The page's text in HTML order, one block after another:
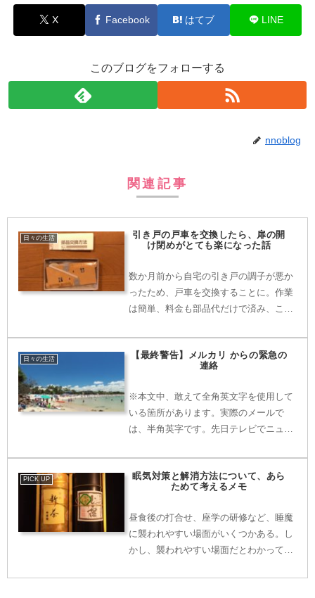
X Facebook はてブ LINE
このブログをフォローする
nnoblog
関連記事
日々の生活
引き戸の戸車を交換したら、扉の開
け閉めがとても楽になった話
数か月前から自宅の引き戸の調子が悪か
ったため、戸車を交換することに。作業
は簡単、料金も部品代だけで済み、これ
な・・・という結論に。但し、作業が簡
単と言っても、交換時にはいくつかの注
日々の生活
【最終警告】メルカリ からの緊急の
連絡
※本文中、敢えて全角英文字を使用して
いる箇所があります。実際のメールで
は、半角英字です。先日テレビでニュー
スパムメールが方々に送られているとの
こと。迷惑メールはプロバイダの方で一
次処理（仕訳）をおこなって...
PICK UP
眠気対策と解消方法について、あら
ためて考えるメモ
昼食後の打合せ、座学の研修など、睡魔
に襲われやすい場面がいくつかある。し
かし、襲われやすい場面だとわかってい
が一襲われてしまった場合の対処につい